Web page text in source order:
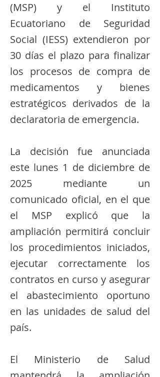
(MSP) y el Instituto
Ecuatoriano de Seguridad
Social (IESS) extendieron por
30 días el plazo para finalizar
los procesos de compra de
medicamentos y bienes
estratégicos derivados de la
declaratoria de emergencia.
La decisión fue anunciada
este lunes 1 de diciembre de
2025 mediante un
comunicado oficial, en el que
el MSP explicó que la
ampliación permitirá concluir
los procedimientos iniciados,
ejecutar correctamente los
contratos en curso y asegurar
el abastecimiento oportuno
en las unidades de salud del
país.
El Ministerio de Salud